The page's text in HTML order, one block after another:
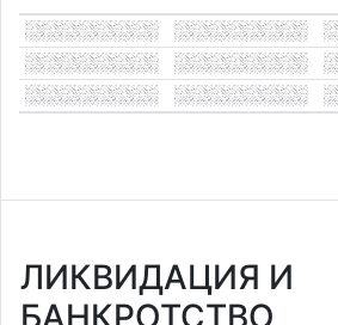
ЛИКВИДАЦИЯ И
БАНКРОТСТВО